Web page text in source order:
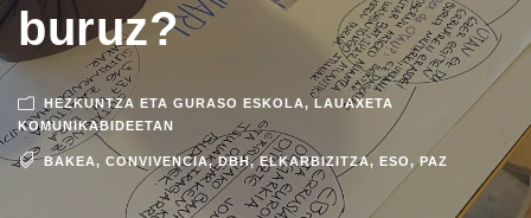
buruz?
HEZKUNTZA ETA GURASO ESKOLA, LAUAXETA
KOMUNIKABIDEETAN
BAKEA, CONVIVENCIA, DBH, ELKARBIZITZA, ESO, PAZ